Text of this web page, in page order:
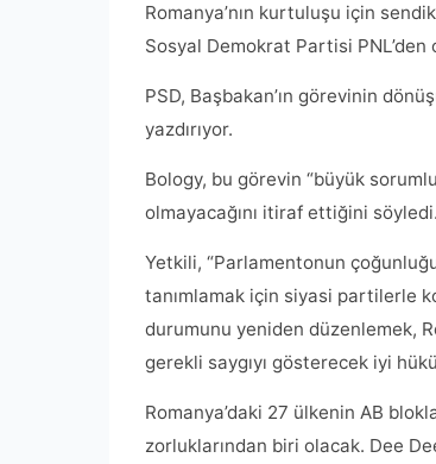
Romanya’nın kurtuluşu için
Sosyal Demokrat Partisi PNL’den
PSD, Başbakan’ın görevinin
yazdırıyor.
Bology, bu görevin “büyük
olmayacağını itiraf ettiğini
Yetkili, “Parlamentonun
tanımlamak için siyasi partilerle
durumunu yeniden düzenlemek,
gerekli saygıyı gösterecek iyi
Romanya’daki 27 ülkenin AB
zorluklarından biri olacak. Dee